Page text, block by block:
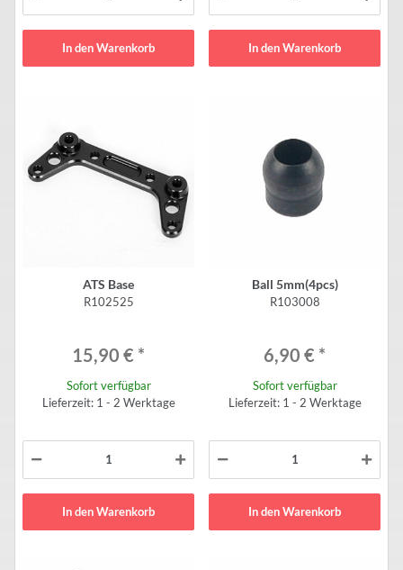
In den Warenkorb In den Warenkorb
ATS Base
R102525
15,90 € *
Sofort verfügbar
Lieferzeit: 1 - 2 Werktage
In den Warenkorb
Ball 5mm(4pcs)
R103008
6,90 € *
Sofort verfügbar
Lieferzeit: 1 - 2 Werktage
In den Warenkorb